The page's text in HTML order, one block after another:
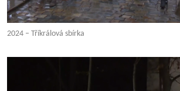
2024 – Tříkrálová sbírka